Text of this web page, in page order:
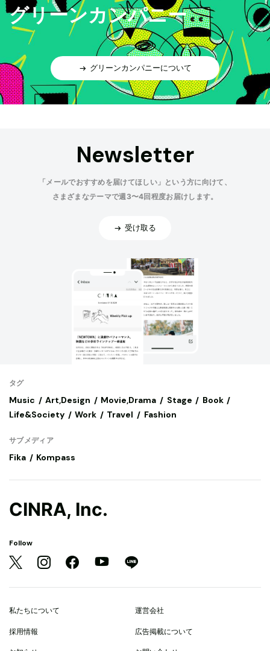
グリーンカンパニー
グリーンカンパニーについて
Newsletter
「メールでおすすめを届けてほしい」という方に向けて、
さまざまなテーマで週3〜4回程度お届けします。
受け取る
タグ
Music Art,Design Movie,Drama Stage
Book
Life&Society
Work Travel Fashion
サブメディア
Fika Kompass
CINRA, Inc.
Follow
私たちについて 運営会社
採用情報 広告掲載について